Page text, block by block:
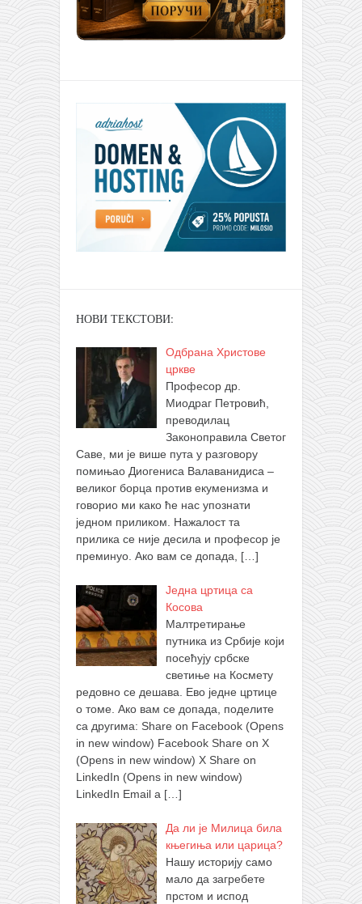
НОВИ ТЕКСТОВИ:
Одбрана Христове
цркве
Професор др.
Миодраг Петровић,
преводилац
Законоправила Светог
Саве, ми је више пута у разговору
помињао Диогениса Валаванидиса –
великог борца против екуменизма и
говорио ми како ће нас упознати
једном приликом. Нажалост та
прилика се није десила и професор је
преминуо. Ако вам се допада, […]
Једна цртица са
Косова
Малтретирање
путника из Србије који
посећују србске
светиње на Космету
редовно се дешава. Ево једне цртице
о томе. Ако вам се допада, поделите
са другима: Share on Facebook (Opens
in new window) Facebook Share on X
(Opens in new window) X Share on
LinkedIn (Opens in new window)
LinkedIn Email a […]
Да ли је Милица била
књегиња или царица?
Нашу историју само
мало да загребете
прстом и испод